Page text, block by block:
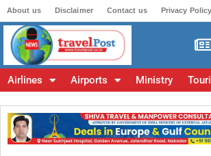
About us Disclaimer Contact us Privacy Policy
Airlines Airports Ministry